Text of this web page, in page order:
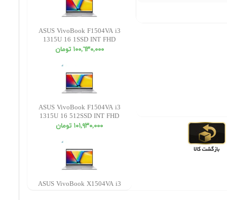
ASUS VivoBook F1504VA i3
1315U 16 1SSD INT FHD
١٠٠,٦٣٠,٠٠٠ تومان
ASUS VivoBook F1504VA i3
1315U 16 512SSD INT FHD
١٠١,٩٣٠,٠٠٠ تومان
ASUS VivoBook X1504VA i3